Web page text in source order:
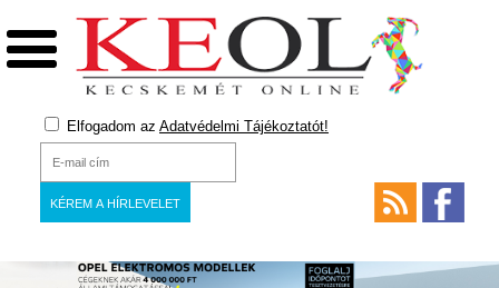
Elfogadom az Adatvédelmi Tájékoztatót!